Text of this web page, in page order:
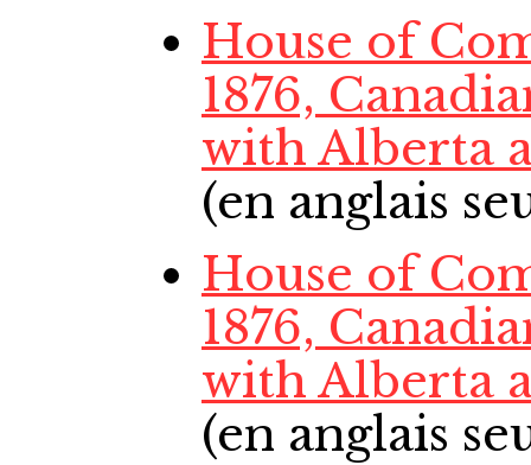
House of
1876,
with Alberta
(en anglais
House of
1876,
with Alberta
(en anglais